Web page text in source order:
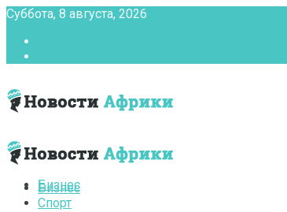
Суббота, 8 августа, 2026
Бизнес
Бизнес
Спорт